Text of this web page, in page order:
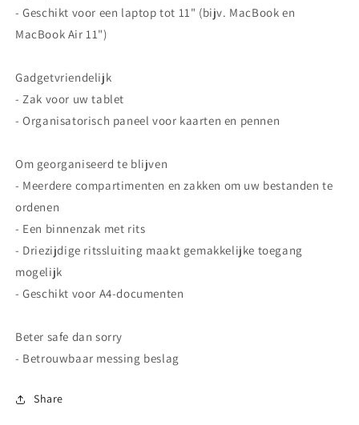
- Geschikt voor een laptop tot 11" (bijv. MacBook en
MacBook Air 11")
Gadgetvriendelijk
- Zak voor uw tablet
- Organisatorisch paneel voor kaarten en pennen
Om georganiseerd te blijven
- Meerdere compartimenten en zakken om uw bestanden te
ordenen
- Een binnenzak met rits
- Driezijdige ritssluiting maakt gemakkelijke toegang
mogelijk
- Geschikt voor A4-documenten
Beter safe dan sorry
- Betrouwbaar messing beslag
Share